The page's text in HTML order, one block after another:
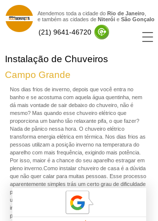
Atendemos toda a cidade do Rio de Janeiro
e também as cidades de Niterói e São Gonçalo
(21) 9641-46720
Instalação de Chuveiros
Campo Grande
Nos dias frios de inverno, depois que você entra no
banho e se acostuma com aquela água quentinha, nem
dá mais vontade de sair debaixo do chuveiro, não é
mesmo? Mas quando esse chuveiro elétrico que
proporciona um banho tão relaxante pifa, o que fazer?
Nada de pânico nessa hora. O chuveiro elétrico
transforma energia elétrica em térmica. Nos dias frios as
pessoas utilizam a posição inverno na temperatura do
aparelho com mais frequência, exigindo mais potência.
Por isso, maior é a chance do seu aparelho estragar em
pleno inverno.Como instalar chuveiro de casa é a dúvida
que não quer calar para muitas pessoas. Esse processo
aparentemente simples trás um certo grau de dificuldade
para quem nunca fez isso na vida e pode acabar sendo
uma pedra no sapato em momento inoportunos. A
instalação de um chuveiro é algo que deve ser feito por
profissional capacitado, a fim de evitar maiores